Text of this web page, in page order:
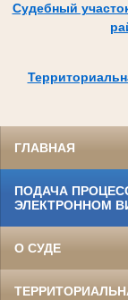
Судебный
ГЛАВНАЯ
ПОДАЧА
ЭЛЕКТРОННОМ
О СУДЕ